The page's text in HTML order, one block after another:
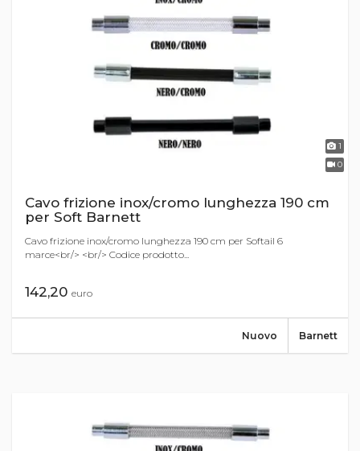
1
0
Cavo frizione inox/cromo lunghezza 190 cm
per Soft Barnett
Cavo frizione inox/cromo lunghezza 190 cm per Softail 6
marce<br/> <br/> Codice prodotto...
142,20 euro
Barnett
Nuovo